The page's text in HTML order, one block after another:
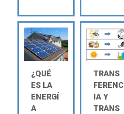
¿QUÉ
ES LA
ENERGÍ
A
TRANS
FERENC
IA Y
TRANS